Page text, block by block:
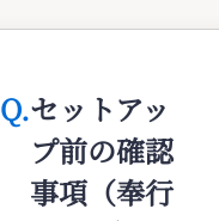
Q.セットアッ
プ前の確認
事項（奉行